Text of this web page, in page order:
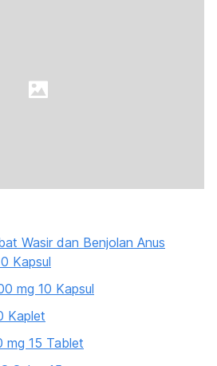
Wasir dan Benjolan Anus
Kapsul
mg 10 Kapsul
Kaplet
mg 15 Tablet